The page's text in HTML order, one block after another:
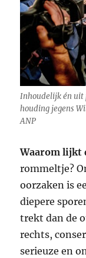
Inhoudelijk én uit
houding jegens
ANP
Waarom lijkt
rommeltje?
oorzaken is
diepere
trekt dan de
rechts,
serieuze en